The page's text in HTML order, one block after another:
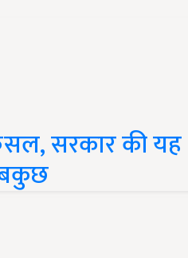
सरकार की यह